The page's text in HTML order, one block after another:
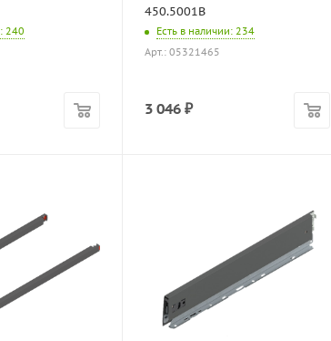
: 240
450.5001B
Есть в наличии: 234
Арт.: 05321465
3 046 ₽